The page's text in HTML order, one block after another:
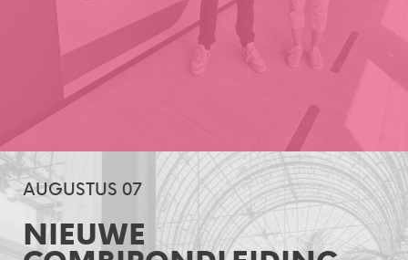
AUGUSTUS 07
NIEUWE